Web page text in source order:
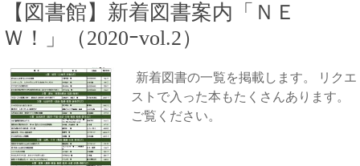
【図書館】新着図書案内「ＮＥ
Ｗ！」（2020ｰvol.2）
新着図書の一覧を掲載します。 リクエ
ストで入った本もたくさんあります。
ご覧ください。